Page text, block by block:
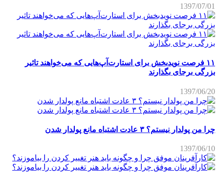
1397/07/01
۱۱ فرصت نویدبخش برای استارت‌آپ‌هایی که می‌خواهند تاثیر
بزرگی برجای بگذارند
1397/06/20
چرا من پولدار نیستم؟ ۳ عادت اشتباه مانع پولدار شدن
1397/06/10